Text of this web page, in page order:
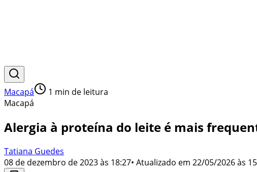
Macapá 1 min de leitura
Macapá
Alergia à proteína do leite é mais
Tatiana Guedes
08 de dezembro de 2023 às 18:27• Atualizado em 22/05/2026 às